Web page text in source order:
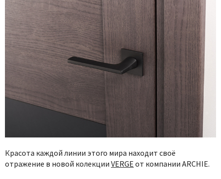
Красота каждой линии этого мира находит своё
отражение в новой колекции VERGE от компании ARCHIE.